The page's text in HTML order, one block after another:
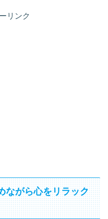
リンク
ながら心をリラック